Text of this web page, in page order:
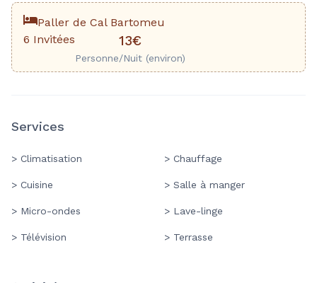
Paller de Cal Bartomeu
6 Invitées
13€
Personne/Nuit (environ)
Services
> Climatisation > Chauffage
> Cuisine > Salle à manger
> Micro-ondes > Lave-linge
> Télévision > Terrasse